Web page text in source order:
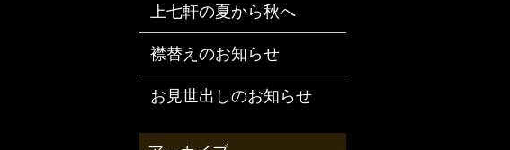
上七軒の夏から秋へ
襟替えのお知らせ
お見世出しのお知らせ